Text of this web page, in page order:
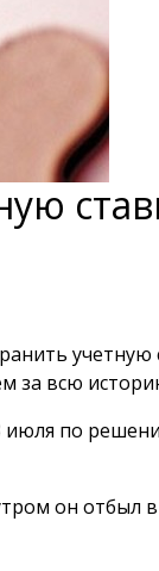
учетную
за всю
по
он отбыл